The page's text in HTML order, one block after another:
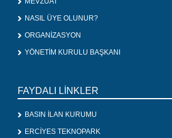
NASIL ÜYE OLUNUR?
ORGANİZASYON
YÖNETİM KURULU BAŞKANI
FAYDALI LİNKLER
BASIN İLAN KURUMU
ERCİYES TEKNOPARK